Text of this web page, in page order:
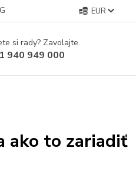
EUR
si rady? Zavolajte.
940 949 000
ako to zariadiť